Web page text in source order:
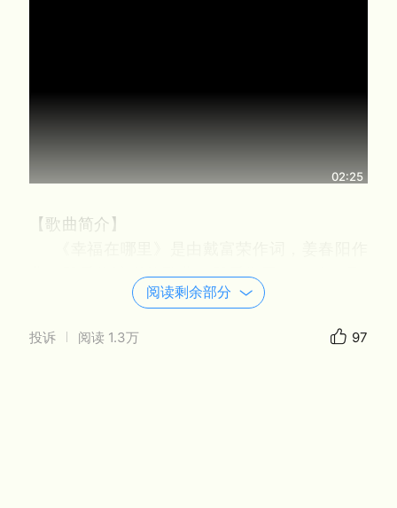
02:25
【歌曲简介】
曲，殷秀梅演唱的歌曲，殷秀梅于1984年2月1
日在1984年中央电视台春节联欢晚会演唱后开
行。1985年，《幸福在哪里》获得第三届晨钟
阅读剩余部分
投诉 阅读 1.3万 97